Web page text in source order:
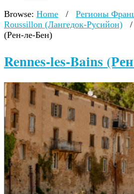
Browse: Home / Регионы
Roussillon (Лангедок-Русийон)
/
(Рен-ле-Бен)
Rennes-les-Bains